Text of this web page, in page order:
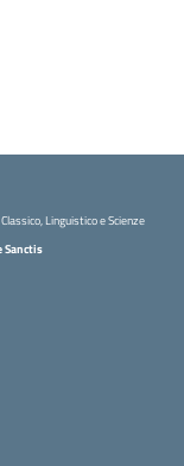
Linguistico e Scienze
Sanctis